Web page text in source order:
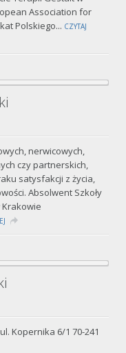
Association for
Polskiego... CZYTAJ
nerwicowych,
czy partnerskich,
satysfakcji z życia,
Absolwent Szkoły
Kopernika 6/1 70-241